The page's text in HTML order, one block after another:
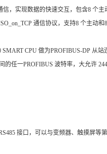
，实现数据的快速交互，包含8 个主
通信协议，支持8 个主动和
CPU 做为PROFIBUS-DP 从
的任一PROFIBUS 波特率，大允许
接口，可以与变频器、触摸屏